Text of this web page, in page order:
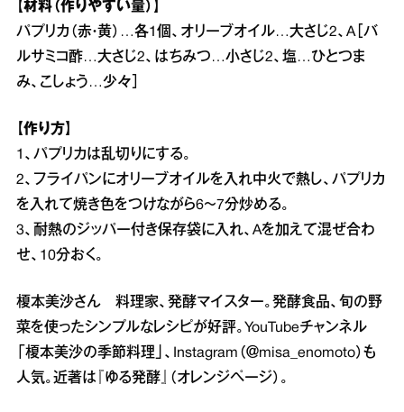
【材料（作りやすい量）】
パプリカ（赤・黄）…各1個、オリーブオイル…大さじ2、A［バ
ルサミコ酢…大さじ2、はちみつ…小さじ2、塩…ひとつま
み、こしょう…少々］
【作り方】
1、パプリカは乱切りにする。
2、フライパンにオリーブオイルを入れ中火で熱し、パプリカ
を入れて焼き色をつけながら6～7分炒める。
3、耐熱のジッパー付き保存袋に入れ、Aを加えて混ぜ合わ
せ、10分おく。
榎本美沙さん 料理家、発酵マイスター。発酵食品、旬の野
菜を使ったシンプルなレシピが好評。YouTubeチャンネル
「榎本美沙の季節料理」、Instagram（＠misa_enomoto）も
人気。近著は『ゆる発酵』（オレンジページ）。